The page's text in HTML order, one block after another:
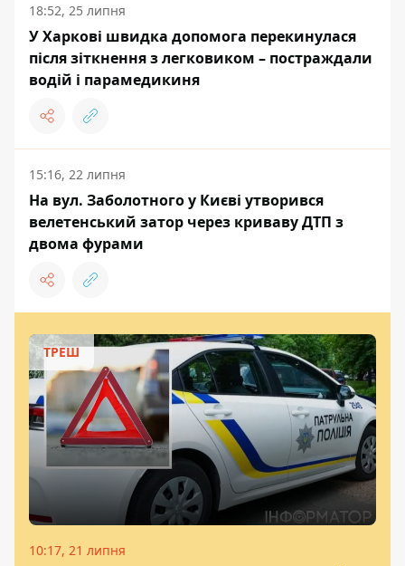
18:52, 25 липня
У Харкові швидка допомога перекинулася
після зіткнення з легковиком – постраждали
водій і парамедикиня
15:16, 22 липня
На вул. Заболотного у Києві утворився
велетенський затор через криваву ДТП з
двома фурами
ТРЕШ
10:17, 21 липня